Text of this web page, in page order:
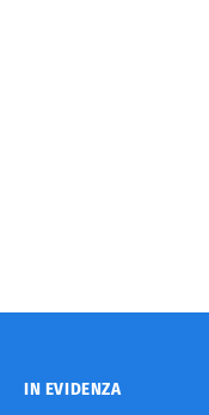
IN EVIDENZA